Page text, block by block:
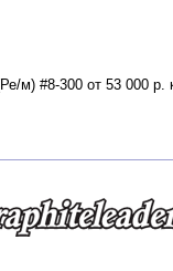
м) #8-300 от 53 000